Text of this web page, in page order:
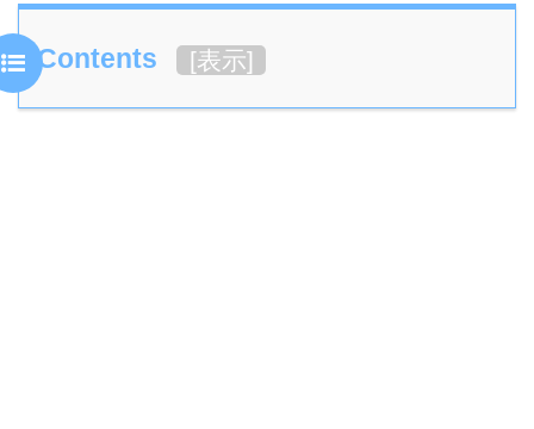
Contents [表示]